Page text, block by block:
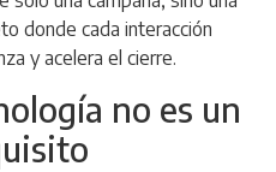
donde cada interacción
y acelera el cierre.
no es un